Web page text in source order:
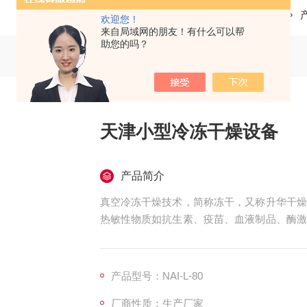
欢迎您！
来自局域网的朋友！有什么可以帮
助您的吗？
天津小型冷冻干燥设备
产品简介
真空冷冻干燥技术，简称冻干，又称升华干
热敏性物质如抗生素、疫苗、血液制品、酶
产品型号：NAI-L-80
厂商性质：生产厂家